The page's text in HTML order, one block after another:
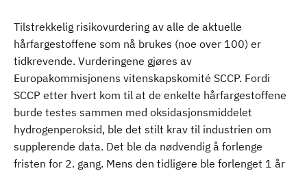
Tilstrekkelig risikovurdering av alle de aktuelle
hårfargestoffene som nå brukes (noe over 100) er
tidkrevende. Vurderingene gjøres av
Europakommisjonens vitenskapskomité SCCP. Fordi
SCCP etter hvert kom til at de enkelte hårfargestoffene
burde testes sammen med oksidasjonsmiddelet
hydrogenperoksid, ble det stilt krav til industrien om
supplerende data. Det ble da nødvendig å forlenge
fristen for 2. gang. Mens den tidligere ble forlenget 1 år